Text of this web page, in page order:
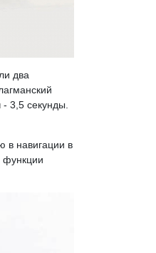
два
- 3,5 секунды.
в навигации в
функции